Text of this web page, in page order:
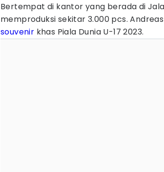
Bertempat di kantor yang berada di
memproduksi sekitar 3.000 pcs.
souvenir khas Piala Dunia U-17 2023.